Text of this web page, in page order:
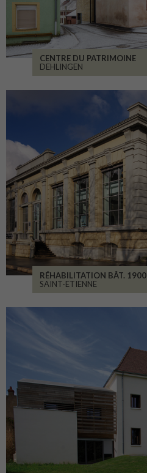
CENTRE DU PATRIMOINE
DEHLINGEN
RÉHABILITATION BÂT. 1900
SAINT-ETIENNE